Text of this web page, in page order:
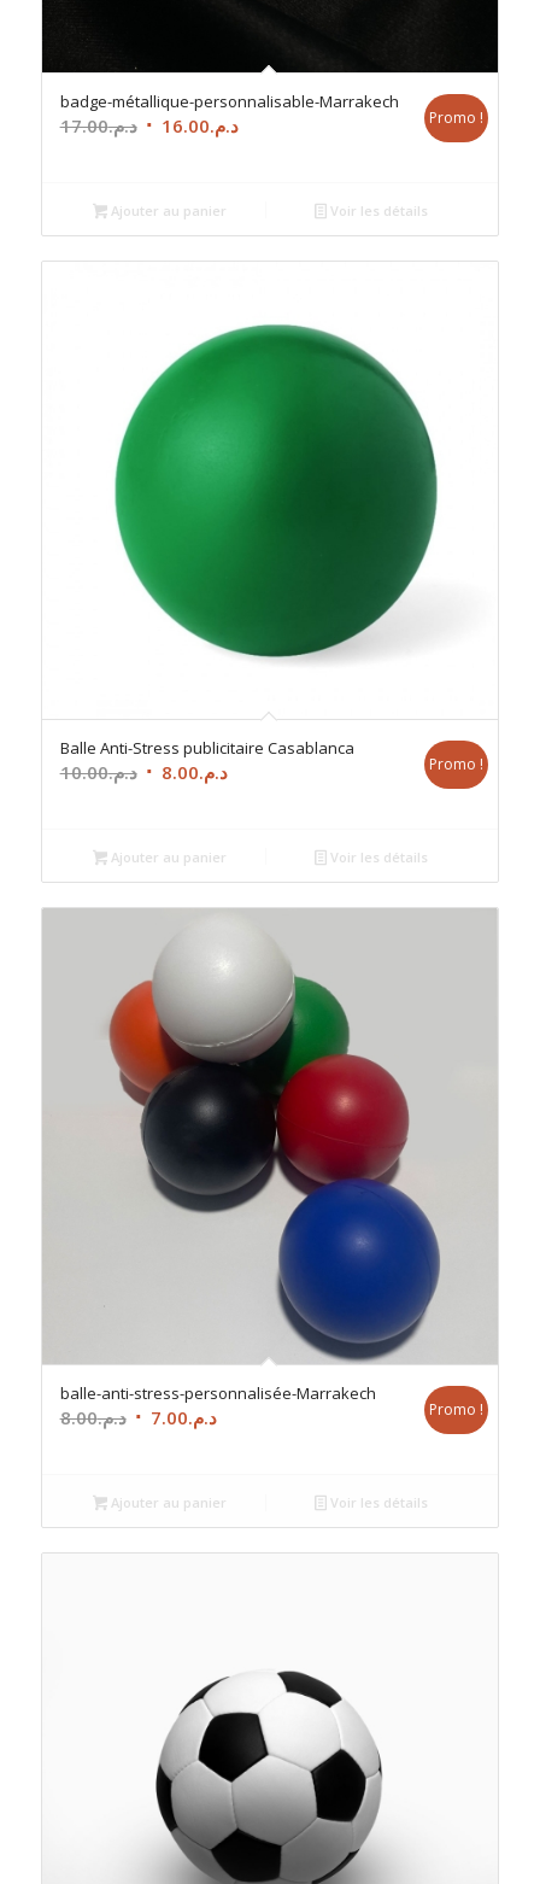
badge-métallique-personnalisable-Marrakech
د.م.17.00
Le
était :
د.م.17.00.
د.م.16.00
Le
د.م.16.00.
Promo !
Ajouter au panier Voir les détails
Balle Anti-Stress publicitaire Casablanca
د.م.10.00
Le
était :
د.م.10.00.
د.م.8.00
Le
د.م.8.00.
Promo !
Ajouter au panier Voir les détails
balle-anti-stress-personnalisée-Marrakech
د.م.8.00
Le
était :
د.م.8.00.
د.م.7.00
Le
est :
د.م.7.00.
Promo !
Ajouter au panier Voir les détails